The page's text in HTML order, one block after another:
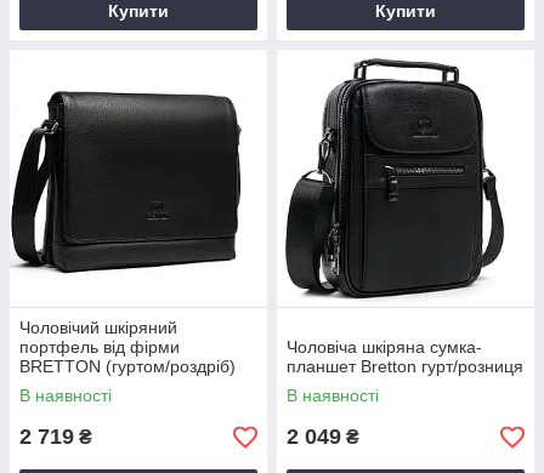
Купити Купити
Чоловічий шкіряний
портфель від фірми
BRETTON (гуртом/роздріб)
В наявності
2 719 ₴
Чоловіча шкіряна сумка-
планшет Bretton гурт/розниця
В наявності
2 049 ₴